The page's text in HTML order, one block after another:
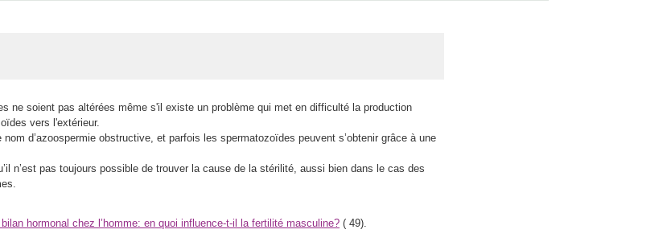
ne soient pas altérées même s'il existe un problème qui met en difficulté la production
vers l'extérieur.
d’azoospermie obstructive, et parfois les spermatozoïdes peuvent s’obtenir grâce à une
n’est pas toujours possible de trouver la cause de la stérilité, aussi bien dans le cas des
bilan hormonal chez l’homme: en quoi influence-t-il la fertilité masculine? ( 49).